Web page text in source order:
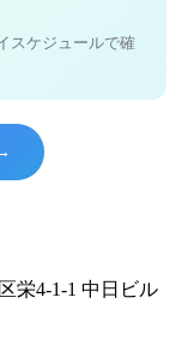
スケジュールで確
栄4-1-1 中日ビル